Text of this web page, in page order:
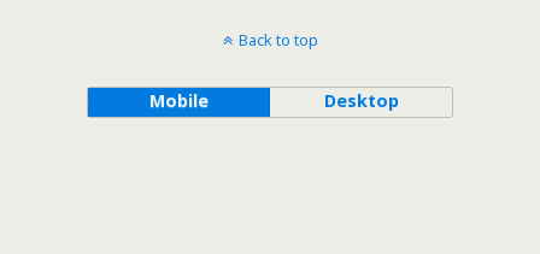
Back to top
Mobile Desktop